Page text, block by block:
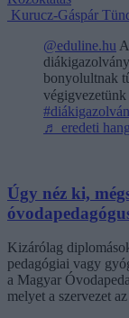
Kurucz-Gáspár
@eduline.hu
bonyolultnak
♬ eredeti
Úgy néz ki,
Kizárólag
pedagógiai vagy
a Magyar
melyet a szervezet